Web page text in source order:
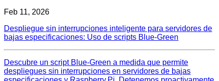
Feb 11, 2026
Despliegue sin interrupciones inteligente para servidores de
bajas especificaciones: Uso de scripts Blue‑Green
Descubre un script Blue‑Green a medida que permite
despliegues sin interrupciones en servidores de bajas